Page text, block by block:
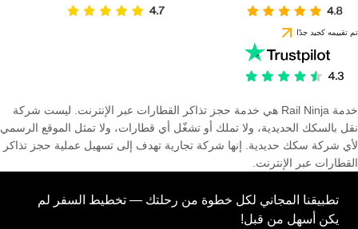
تم تقييمه كجيد جدًا
خدمة Rail Ninja هي خدمة حجز تذاكر القطارات عبر الإنترنت. ليست شركة
نقل بالسكك الحديدية، ولا تملك أو تشغّل أي قطارات، ولا تمثل الموقع الرسمي
لأي شركة سكك حديدية. إنها شركة تجارية تهدف إلى تسهيل عملية حجز تذاكر
القطارات عبر الإنترنت.
تطبيقنا المجاني لكل خطوة من رحلتك — تخطيط السفر لم
يكن أسهل من قبل!